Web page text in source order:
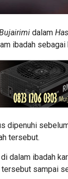
dalam
ibadah sebagai
dipenuhi
tersebut.
dalam ibadah
sampai